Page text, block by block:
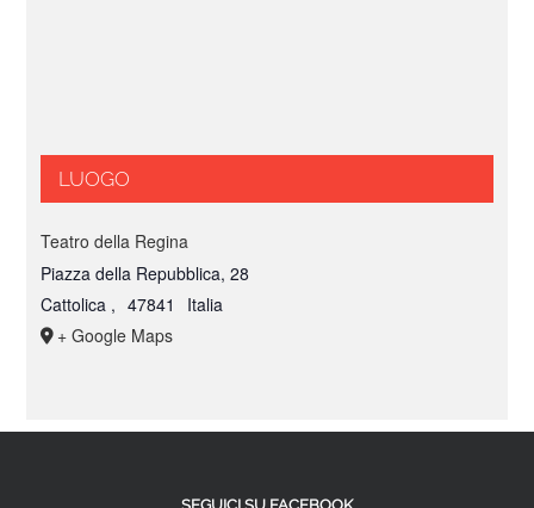
LUOGO
Teatro della Regina
Piazza della Repubblica, 28
Cattolica , 47841
Italia
+ Google Maps